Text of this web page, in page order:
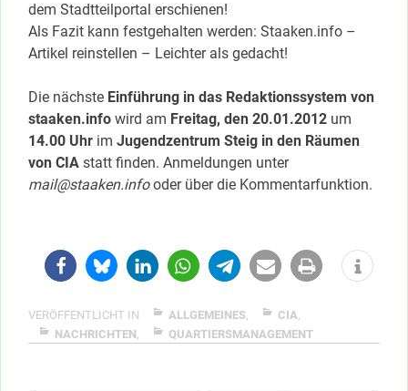
dem Stadtteilportal erschienen!
Als Fazit kann festgehalten werden: Staaken.info –
Artikel reinstellen – Leichter als gedacht!
Die nächste Einführung in das Redaktionssystem von
staaken.info wird am Freitag, den 20.01.2012 um
14.00 Uhr im Jugendzentrum Steig in den Räumen
von CIA statt finden. Anmeldungen unter
mail@staaken.infooder über die Kommentarfunktion.
VERÖFFENTLICHT IN ALLGEMEINES, CIA,
NACHRICHTEN, QUARTIERSMANAGEMENT